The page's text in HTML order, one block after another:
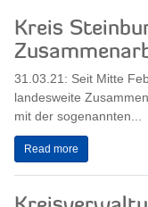
Kreis
31.03.21: Seit Mitte
landesweite
mit der sogenannten...
Read more